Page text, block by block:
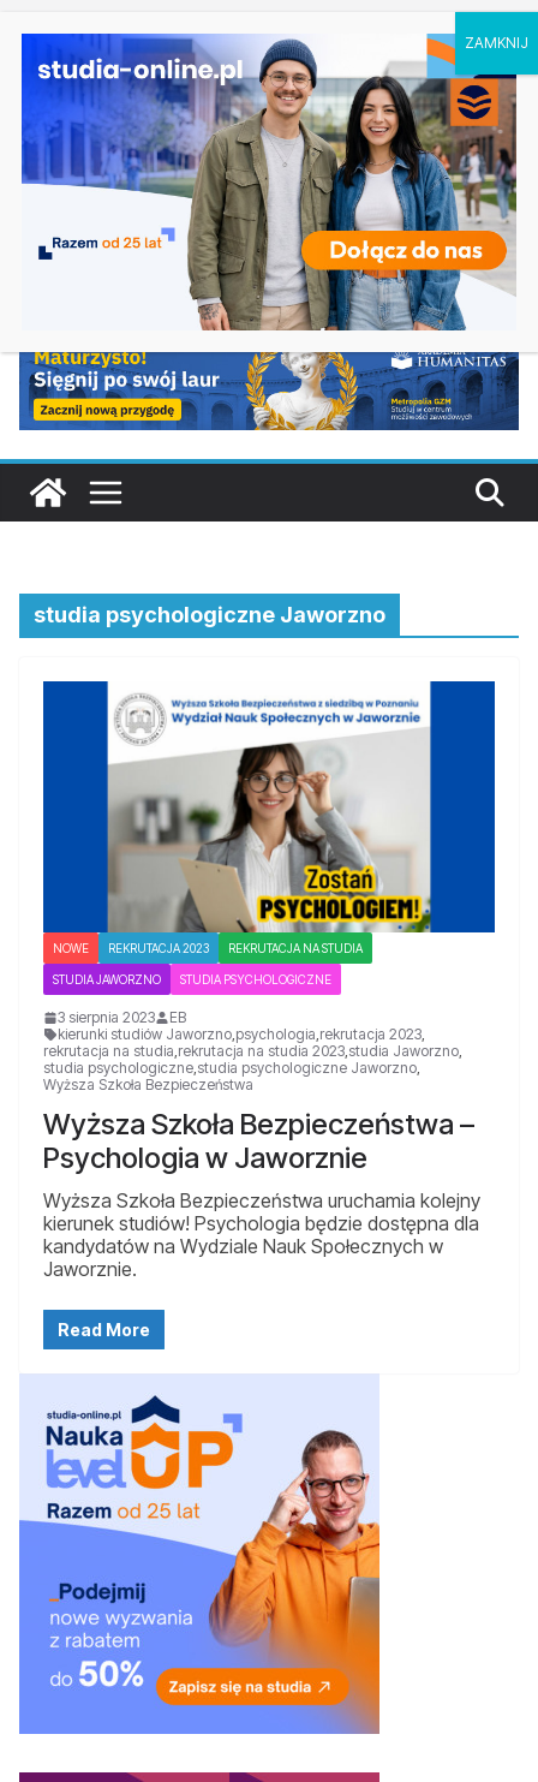
Ostatnie
wpisy:
Finanse i rachunkowość w Białymstoku
Nowe kierunki studiów w ofercie MWSLiT we
Wrocławiu
Historia w Gdańsku
Geoinformacja z gospodarką przestrzenną w
Kielcach
Język niemiecki w biznesie i komunikacji
publicznej w Opolu
studia psychologiczne Jaworzno
NOWE REKRUTACJA 2023 REKRUTACJA NA STUDIA
STUDIA JAWORZNO STUDIA PSYCHOLOGICZNE
3 sierpnia 2023
EB
kierunki studiów Jaworzno,psychologia,rekrutacja 2023,
rekrutacja na studia,rekrutacja na studia 2023,studia Jaworzno,
studia psychologiczne,studia psychologiczne Jaworzno,
Wyższa Szkoła Bezpieczeństwa
Wyższa Szkoła Bezpieczeństwa –
Psychologia w Jaworznie
Wyższa Szkoła Bezpieczeństwa uruchamia kolejny
kierunek studiów! Psychologia będzie dostępna dla
kandydatów na Wydziale Nauk Społecznych w
Jaworznie.
Read More